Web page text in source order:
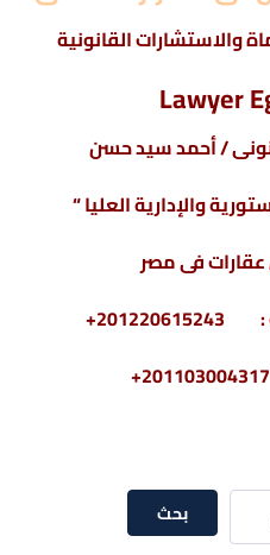
القانونية
Lawyer
/ أحمد سيد حسن
والإدارية العليا “
فى مصر
بحث